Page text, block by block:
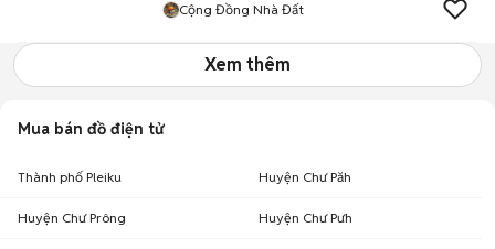
Cộng Đồng Nhà Đất
Xem thêm
Mua bán đồ điện tử
Thành phố Pleiku Huyện Chư Păh
Huyện Chư Prông Huyện Chư Pưh